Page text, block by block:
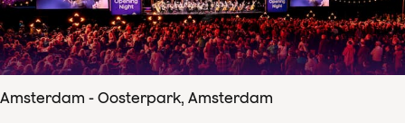
Amsterdam - Oosterpark, Amsterdam